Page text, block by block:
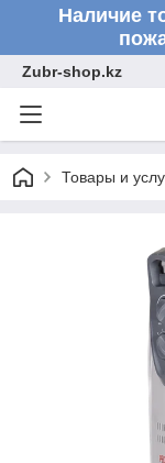
Наличие
Zubr-shop.kz
Товары и